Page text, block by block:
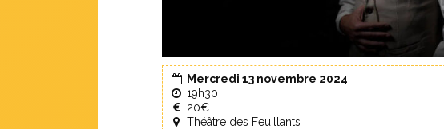
Mercredi 13 novembre 2024
19h30
20€
Théâtre des Feuillants